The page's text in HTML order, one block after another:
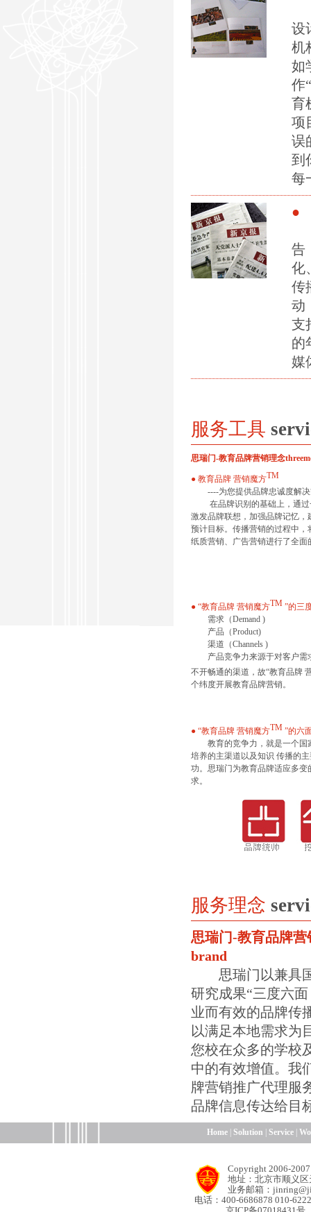
设
机
如
作
育
项
误
到
每
●
告
化
传
动
支
的
媒
服务工具
思瑞门-教育品牌营销理念
● 教育品牌 营销魔方TM
----为您提供品牌忠诚度解决
在品牌识别的基础上，通过
激发品牌联想，加强品牌记忆
预计目标。传播营销的过程中
纸质营销、广告营销进行了全
● “教育品牌 营销魔方TM ”的三
需求（Demand )
产品（Product)
渠道（Channels )
产品竞争力来源于对客户需
不开畅通的渠道，故“教育品牌
个纬度开展教育品牌营销。
● “教育品牌 营销魔方TM ”的六
教育的竞争力，就是一个国
培养的主渠道以及知识 传播的
功。思瑞门为教育品牌适应多
求。
服务理念
思瑞门-教育品牌营
brand
思瑞门以兼具国
研究成果“三度六
业而有效的品牌传
以满足本地需求为
您校在众多的学校
中的有效增值。我
牌营销推广代理服
品牌信息传达给目
Home |Solution |Service |
Copyright 2006-
地址：北京市顺义
业务邮箱：
电话：400-6686878 010-